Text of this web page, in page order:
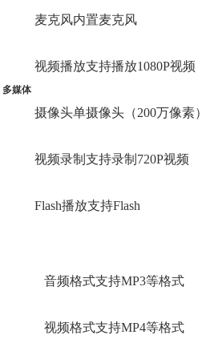
多媒体
麦克风内置麦克风
视频播放支持播放1080P视频
摄像头单摄像头（200万像素）
视频录制支持录制720P视频
Flash播放支持Flash
音频格式支持MP3等格式
视频格式支持MP4等格式